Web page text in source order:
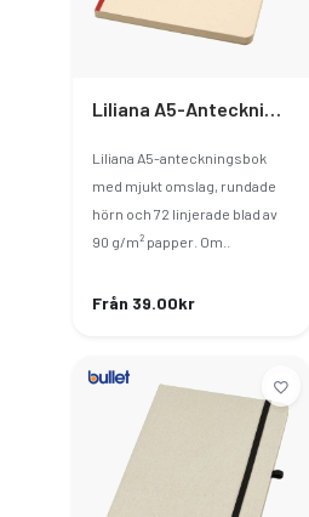
Liliana A5-Anteckningsbok Med Mjukt Omslag Av Sockerrör Och RPET
Liliana A5-anteckningsbok
med mjukt omslag, rundade
hörn och 72 linjerade blad av
90 g/m² papper. Om..
Från 39.00kr